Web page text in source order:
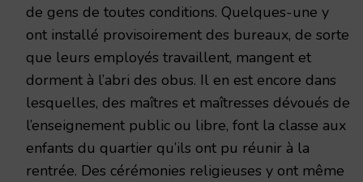
de gens de toutes conditions. Quelques-une y
ont installé provisoirement des bureaux, de sorte
que leurs employés travaillent, mangent et
dorment à l’abri des obus. Il en est encore dans
lesquelles, des maîtres et maîtresses dévoués de
l’enseignement public ou libre, font la classe aux
enfants du quartier qu’ils ont pu réunir à la
rentrée. Des cérémonies religieuses y ont même